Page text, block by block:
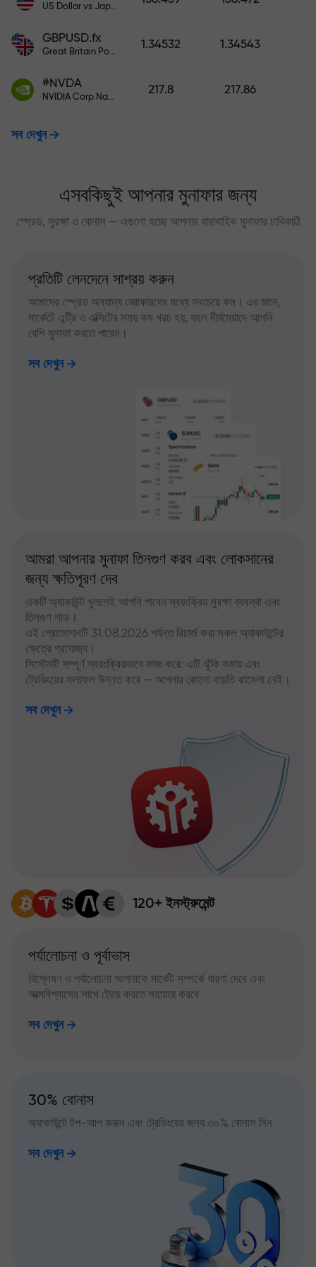
US Dollar vs Japanese Yen
GBPUSD.fx
Great Britain Pound vs US Dollar
1.34532 1.34543
#NVDA
NVIDIA Corp Nasdaq Stock Exchange (Nasdaq) USD
217.8 217.86
সব দেখুন
এসবকিছুই আপনার মুনাফার জন্য
স্প্রেড, সুরক্ষা ও বোনাস — এগুলো হচ্ছে আপনার ধারাবাহিক মুনাফার চাবিকাঠি
প্রতিটি লেনদেনে সাশ্রয় করুন
আমাদের স্প্রেড অন্যান্য ব্রোকারদের মধ্যে সবচেয়ে কম। এর মানে,
মার্কেটে এন্ট্রি ও এক্সিটের সময় কম খরচ হয়, ফলে দীর্ঘমেয়াদে আপনি
বেশি মুনাফা করতে পারেন।
সব দেখুন
আমরা আপনার মুনাফা তিনগুণ করব এবং লোকসানের
জন্য ক্ষতিপূরণ দেব
একটি অ্যাকাউন্ট খুললেই আপনি পাবেন স্বয়ংক্রিয় সুরক্ষা ব্যবস্থা এবং
তিনগুণ লাভ।
এই প্রোমোশনটি 31.08.2026 পর্যন্ত রিচার্জ করা সকল অ্যাকাউন্টের
ক্ষেত্রে প্রযোজ্য।
সিস্টেমটি সম্পূর্ণ স্বয়ংক্রিয়ভাবে কাজ করে: এটি ঝুঁকি কমায় এবং
ট্রেডিংয়ের ফলাফল উন্নত করে — আপনার কোনো বাড়তি ঝামেলা নেই।
সব দেখুন
120+ ইনস্ট্রুমেন্ট
পর্যালোচনা ও পূর্বাভাস
বিশ্লেষণ ও পর্যালোচনা আপনাকে মার্কেট সম্পর্কে ধারণা দেবে এবং
আত্মবিশ্বাসের সাথে ট্রেড করতে সহায়তা করবে
সব দেখুন
30% বোনাস
অ্যাকাউন্টে টপ-আপ করুন এবং ট্রেডিংয়ের জন্য ৩০% বোনাস নিন
সব দেখুন